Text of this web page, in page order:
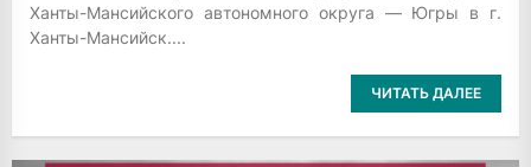
Ханты-Мансийского автономного округа — Югры в г.
Ханты-Мансийск....
ЧИТАТЬ ДАЛЕЕ